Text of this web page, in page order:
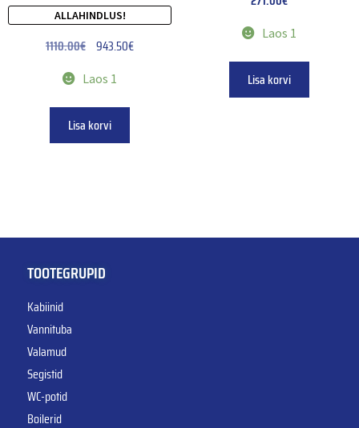
ALLAHINDLUS!
1110.00€ 943.50€
Laos 1
Lisa korvi
Laos 1
Lisa korvi
TOOTEGRUPID
Kabiinid
Vannituba
Valamud
Segistid
WC-potid
Boilerid